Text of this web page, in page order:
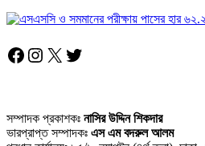
Facebook
Instagram
X Twitter
সম্পাদক প্রকাশকঃ নাসির উদ্দিন শিকদার
ভারপ্রাপ্ত সম্পাদকঃ এস এম বদরুল আলম